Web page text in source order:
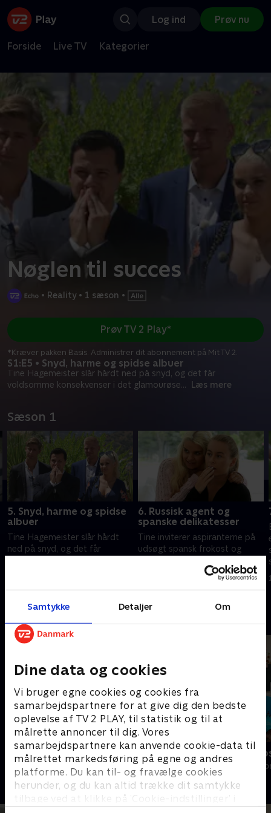
Samtykke Detaljer Om
Dine data og cookies
Vi bruger egne cookies og cookies fra
samarbejdspartnere for at give dig den bedste
oplevelse af TV 2 PLAY, til statistik og til at
målrette annoncer til dig. Vores
samarbejdspartnere kan anvende cookie-data til
målrettet markedsføring på egne og andres
platforme. Du kan til- og fravælge cookies
herunder, og du kan altid trække dit samtykke
tilbage ved at klikke på ’Cookie-indstillinger’ i
Log ind Prøv nu
Forside Live TV Kategorier
Nøglen til succes
• Reality • 1 sæson •
S1:E5 • Snyd, harme og spidse albuer
Tine Hagemeister slår hårdt ned på snyd, og det får
voldsomme konsekvenser i det glamourøse... Læs mere
Prøv TV 2 Play*
*Kræver pakken Basis. Administrer dit abonnement på Mit TV 2.
Sæson 1
5. Snyd, harme og spidse
albuer
Tine Hagemeister slår hårdt
ned på snyd, og det får
3. oktober 2019 • 44 min
6. Russisk agent og
spanske delikatesser
Tine inviterer aspiranterne på
udsøgt spansk frokost og
tre tavse typer har svært ved
at smide hæmningerne og
10. oktober 2019 • 43 min
Diamantfamilien
Reality • 8 sæsoner
Søstrene
Reality • 1